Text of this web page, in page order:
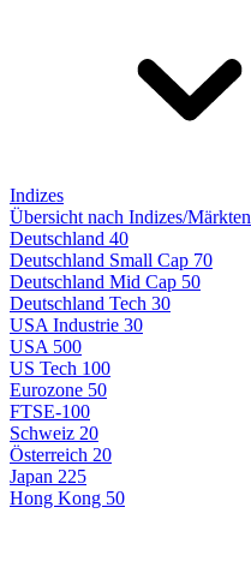
Indizes
Übersicht nach Indizes/Märkten
Deutschland 40
Deutschland Small Cap 70
Deutschland Mid Cap 50
Deutschland Tech 30
USA Industrie 30
USA 500
US Tech 100
Eurozone 50
FTSE-100
Schweiz 20
Österreich 20
Japan 225
Hong Kong 50